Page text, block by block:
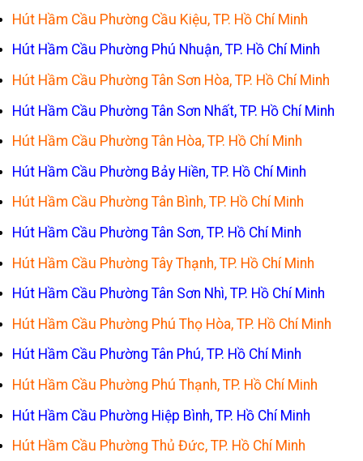
Hút Hầm Cầu Phường Cầu Kiệu, TP. Hồ Chí Minh
Hút Hầm Cầu Phường Phú Nhuận, TP. Hồ Chí Minh
Hút Hầm Cầu Phường Tân Sơn Hòa, TP. Hồ Chí Minh
Hút Hầm Cầu Phường Tân Sơn Nhất, TP. Hồ Chí Minh
Hút Hầm Cầu Phường Tân Hòa, TP. Hồ Chí Minh
Hút Hầm Cầu Phường Bảy Hiền, TP. Hồ Chí Minh
Hút Hầm Cầu Phường Tân Bình, TP. Hồ Chí Minh
Hút Hầm Cầu Phường Tân Sơn, TP. Hồ Chí Minh
Hút Hầm Cầu Phường Tây Thạnh, TP. Hồ Chí Minh
Hút Hầm Cầu Phường Tân Sơn Nhì, TP. Hồ Chí Minh
Hút Hầm Cầu Phường Phú Thọ Hòa, TP. Hồ Chí Minh
Hút Hầm Cầu Phường Tân Phú, TP. Hồ Chí Minh
Hút Hầm Cầu Phường Phú Thạnh, TP. Hồ Chí Minh
Hút Hầm Cầu Phường Hiệp Bình, TP. Hồ Chí Minh
Hút Hầm Cầu Phường Thủ Đức, TP. Hồ Chí Minh